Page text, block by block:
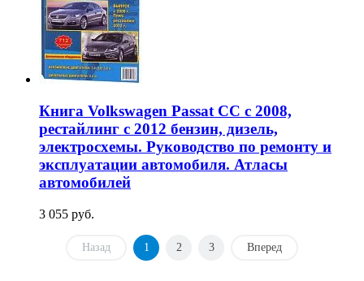
Книга Volkswagen Passat CC c 2008,
рестайлинг c 2012 бензин, дизель,
электросхемы. Руководство по ремонту и
эксплуатации автомобиля. Атласы
автомобилей
3 055 руб.
Назад 1 2 3 Вперед